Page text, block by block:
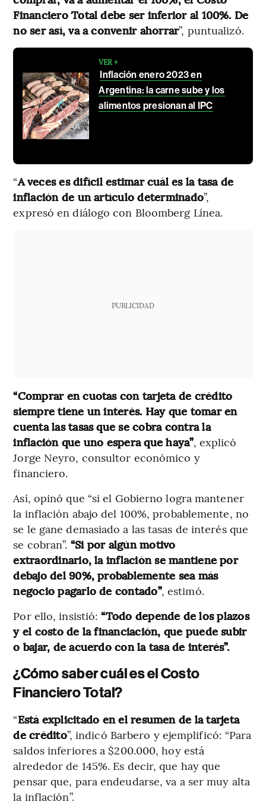
Financiero Total debe ser inferior al 100%. De
no ser así, va a convenir ahorrar”, puntualizó.
VER +
Inflación enero 2023 en
Argentina: la carne sube y los
alimentos presionan al IPC
“A veces es difícil estimar cuál es la tasa de
inflación de un artículo determinado”,
expresó en diálogo con Bloomberg Línea.
PUBLICIDAD
“Comprar en cuotas con tarjeta de crédito
siempre tiene un interés. Hay que tomar en
cuenta las tasas que se cobra contra la
inflación que uno espera que haya”, explicó
Jorge Neyro, consultor económico y
financiero.
Así, opinó que “si el Gobierno logra mantener
la inflación abajo del 100%, probablemente, no
se le gane demasiado a las tasas de interés que
se cobran”. “Si por algún motivo
extraordinario, la inflación se mantiene por
debajo del 90%, probablemente sea más
negocio pagarlo de contado”, estimó.
Por ello, insistió:“Todo depende de los plazos
y el costo de la financiación, que puede subir
o bajar, de acuerdo con la tasa de interés”.
¿Cómo saber cuál es el Costo
Financiero Total?
“Está explicitado en el resumen de la tarjeta
de crédito”, indicó Barbero y ejemplificó: “Para
saldos inferiores a $200.000, hoy está
alrededor de 145%. Es decir, que hay que
pensar que, para endeudarse, va a ser muy alta
la inflación”.